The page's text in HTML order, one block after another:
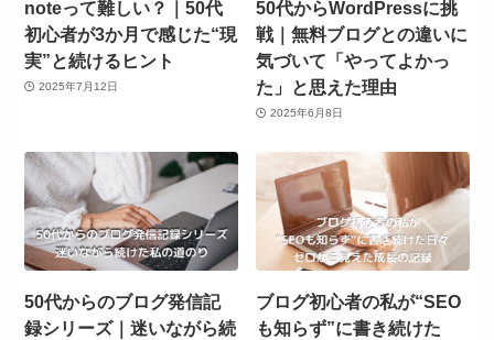
noteって難しい？｜50代
初心者が3か月で感じた“現
実”と続けるヒント
2025年7月12日
50代からWordPressに挑
戦｜無料ブログとの違いに
気づいて「やってよかっ
た」と思えた理由
2025年6月8日
50代からのブログ発信記
録シリーズ｜迷いながら続
ブログ初心者の私が“SEO
も知らず”に書き続けた